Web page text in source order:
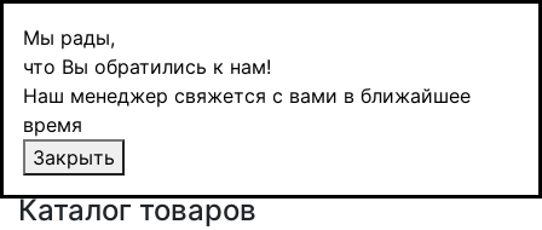
Мы рады,
что Вы обратились к нам!
Наш менеджер свяжется с вами в ближайшее
время
Закрыть
Бакалея
Полезные перекусы
Shaker протеиновый батончик Грецкий орех,
35 гр
Назадтоваров
Каталог товаров